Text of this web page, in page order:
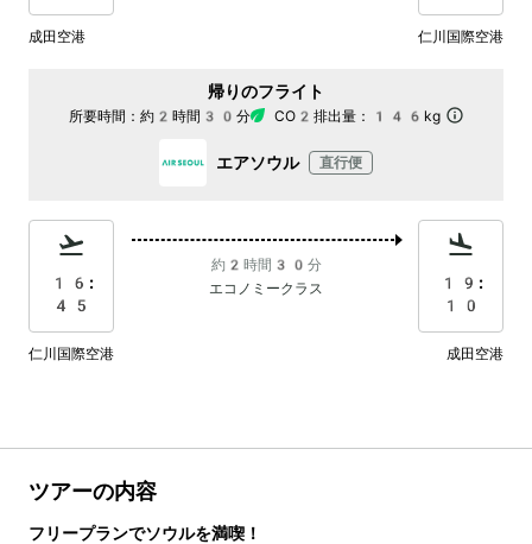
成田空港 仁川国際空港
帰りのフライト
所要時間： 約2時間30分 CO2排出量： 146kg
エアソウル 直行便
16:
45
約2時間30分
エコノミークラス
19:
10
仁川国際空港 成田空港
ツアーの内容
フリープランでソウルを満喫！